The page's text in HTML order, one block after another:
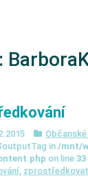
in/mnt/
on line 33
,